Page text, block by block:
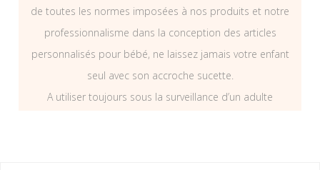
de toutes les normes imposées à nos produits et notre
professionnalisme dans la conception des articles
personnalisés pour bébé, ne laissez jamais votre enfant
seul avec son accroche sucette.
A utiliser toujours sous la surveillance d’un adulte